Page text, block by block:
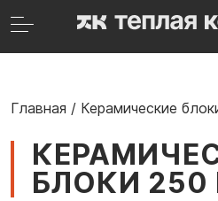
Главная / Керамические
БЛОКИ